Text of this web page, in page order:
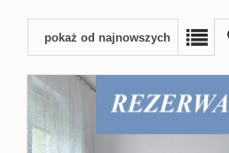
pokaż od najnowszych